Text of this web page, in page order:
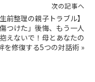
次の記事へ
生前整理の親子トラブル】
傷つけた」後悔、もう一人
えないで！母とあなたの
を修復する5つの対話術 »